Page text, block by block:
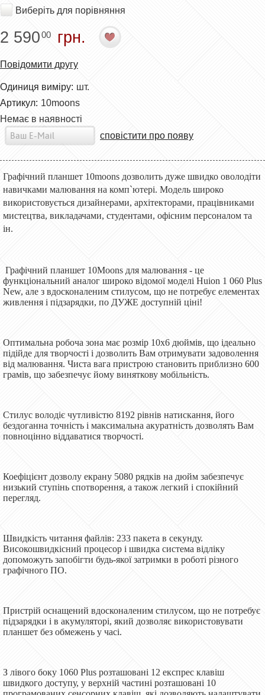
Виберіть для порівняння
2 59000 грн.
Повідомити другу
Одиниця виміру: шт.
Артикул: 10moons
Немає в наявності
сповістити про появу
Графічний планшет 10moons дозволить дуже швидко оволодіти
навичками малювання на комп`ютері. Модель широко
використовується дизайнерами, архітекторами, працівниками
мистецтва, викладачами, студентами, офісним персоналом та
ін.
Графічний планшет 10Moons для малювання - це
функціональний аналог широко відомої моделі Huion 1 060 Plus
New, але з вдосконаленим стилусом, що не потребує елементах
живлення і підзарядки, по ДУЖЕ доступній ціні!
Оптимальна робоча зона має розмір 10x6 дюймів, що ідеально
підійде для творчості і дозволить Вам отримувати задоволення
від малювання. Чиста вага пристрою становить приблизно 600
грамів, що забезпечує йому виняткову мобільність.
Стилус володіє чутливістю 8192 рівнів натискання, його
бездоганна точність і максимальна акуратність дозволять Вам
повноцінно віддаватися творчості.
Коефіцієнт дозволу екрану 5080 рядків на дюйм забезпечує
низький ступінь спотворення, а також легкий і спокійний
перегляд.
Швидкість читання файлів: 233 пакета в секунду.
Високошвидкісний процесор і швидка система відліку
допоможуть запобігти будь-якої затримки в роботі різного
графічного ПО.
Пристрій оснащений вдосконаленим стилусом, що не потребує
підзарядки і в акумуляторі, який дозволяє використовувати
планшет без обмежень у часі.
З лівого боку 1060 Plus розташовані 12 експрес клавіш
швидкого доступу, у верхній частині розташовані 10